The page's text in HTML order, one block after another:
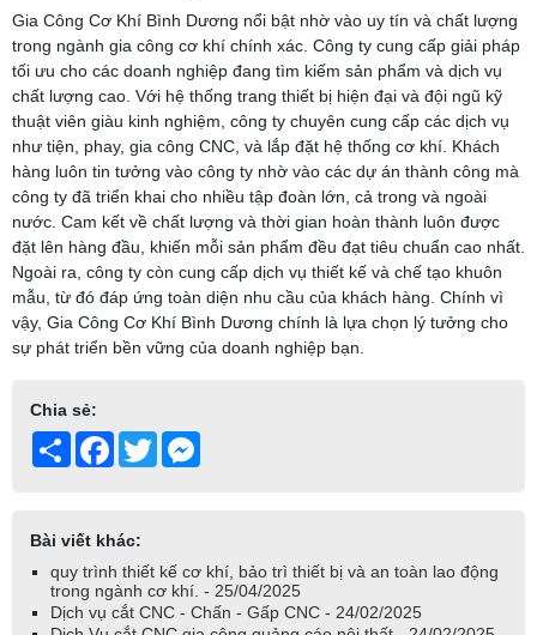
Gia Công Cơ Khí Bình Dương nổi bật nhờ vào uy tín và chất lượng
trong ngành gia công cơ khí chính xác. Công ty cung cấp giải pháp
tối ưu cho các doanh nghiệp đang tìm kiếm sản phẩm và dịch vụ
chất lượng cao. Với hệ thống trang thiết bị hiện đại và đội ngũ kỹ
thuật viên giàu kinh nghiệm, công ty chuyên cung cấp các dịch vụ
như tiện, phay, gia công CNC, và lắp đặt hệ thống cơ khí. Khách
hàng luôn tin tưởng vào công ty nhờ vào các dự án thành công mà
công ty đã triển khai cho nhiều tập đoàn lớn, cả trong và ngoài
nước. Cam kết về chất lượng và thời gian hoàn thành luôn được
đặt lên hàng đầu, khiến mỗi sản phẩm đều đạt tiêu chuẩn cao nhất.
Ngoài ra, công ty còn cung cấp dịch vụ thiết kế và chế tạo khuôn
mẫu, từ đó đáp ứng toàn diện nhu cầu của khách hàng. Chính vì
vậy, Gia Công Cơ Khí Bình Dương chính là lựa chọn lý tưởng cho
sự phát triển bền vững của doanh nghiệp bạn.
Chia sẻ:
Share Facebook
Twitter
Bài viết khác:
quy trình thiết kế cơ khí, bảo trì thiết bị và an toàn lao động
trong ngành cơ khí. - 25/04/2025
Dịch vụ cắt CNC - Chấn - Gấp CNC - 24/02/2025